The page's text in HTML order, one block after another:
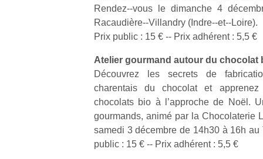
Rendez-­‐vous le dimanche 4
Racaudière-­‐Villandry (Indre-­‐et-­‐Loire).
Prix public : 15 € -­‐ Prix adhérent : 5,5 €
Atelier gourmand autour du chocolat
Découvrez les secrets de
charentais du chocolat et
chocolats bio à l’approche de Noël.
gourmands, animé par la Chocolaterie
samedi 3 décembre de 14h30 à 16h
public : 15 € -­‐ Prix adhérent : 5,5 €